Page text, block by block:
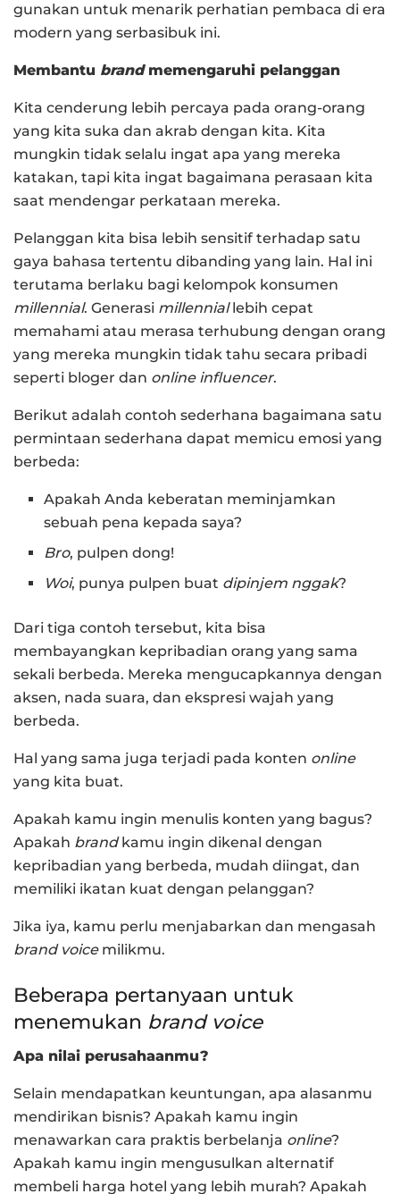
gunakan untuk menarik perhatian pembaca di era
modern yang serbasibuk ini.
Membantu brandmemengaruhi pelanggan
Kita cenderung lebih percaya pada orang-orang
yang kita suka dan akrab dengan kita. Kita
mungkin tidak selalu ingat apa yang mereka
katakan, tapi kita ingat bagaimana perasaan kita
saat mendengar perkataan mereka.
Pelanggan kita bisa lebih sensitif terhadap satu
gaya bahasa tertentu dibanding yang lain. Hal ini
terutama berlaku bagi kelompok konsumen
millennial. Generasi millenniallebih cepat
memahami atau merasa terhubung dengan orang
yang mereka mungkin tidak tahu secara pribadi
seperti bloger dan online influencer.
Berikut adalah contoh sederhana bagaimana satu
permintaan sederhana dapat memicu emosi yang
berbeda:
Apakah Anda keberatan meminjamkan
sebuah pena kepada saya?
Bro, pulpen dong!
Woi, punya pulpen buat dipinjem nggak?
Dari tiga contoh tersebut, kita bisa
membayangkan kepribadian orang yang sama
sekali berbeda. Mereka mengucapkannya dengan
aksen, nada suara, dan ekspresi wajah yang
berbeda.
Hal yang sama juga terjadi pada konten online
yang kita buat.
Apakah kamu ingin menulis konten yang bagus?
Apakah brandkamu ingin dikenal dengan
kepribadian yang berbeda, mudah diingat, dan
memiliki ikatan kuat dengan pelanggan?
Jika iya, kamu perlu menjabarkan dan mengasah
brand voicemilikmu.
Beberapa pertanyaan untuk
menemukan brand voice
Apa nilai perusahaanmu?
Selain mendapatkan keuntungan, apa alasanmu
mendirikan bisnis? Apakah kamu ingin
menawarkan cara praktis berbelanja online?
Apakah kamu ingin mengusulkan alternatif
membeli harga hotel yang lebih murah? Apakah